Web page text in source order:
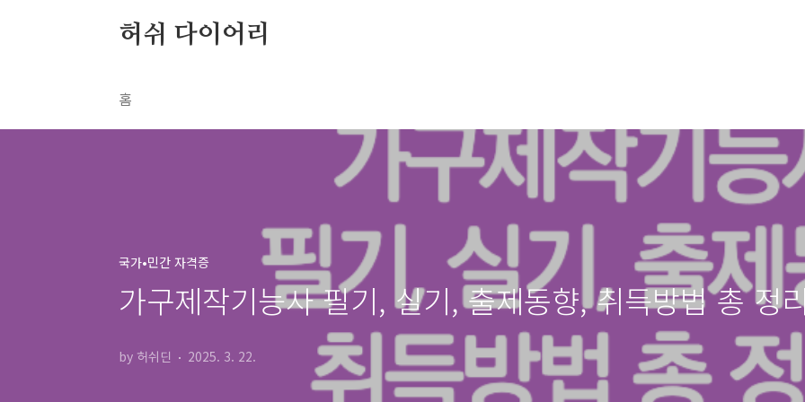
허쉬 다이어리
홈
국가•민간 자격증
가구제작기능사 필기, 실기, 출제동향, 취득방법 총 정
by 허쉬딘 2025. 3. 22.